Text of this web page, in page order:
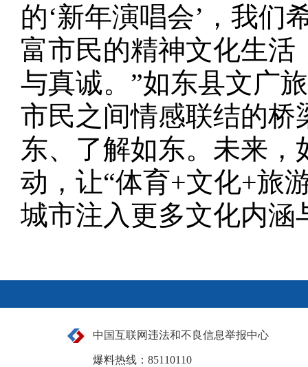
的‘新年演唱会’，我们
富市民的精神文化生
与真诚。”如东县文广
市民之间情感联结的桥
东、了解如东。未来
动，让“体育+文化+旅
城市注入更多文化内涵
中国互联网违法和不良信息举报中心
爆料热线：85110110